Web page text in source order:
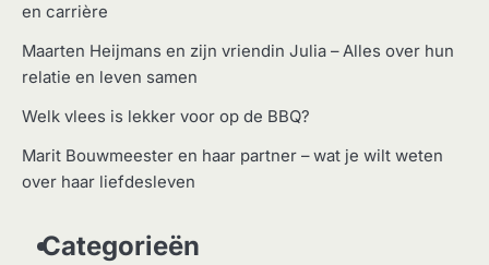
en carrière
Maarten Heijmans en zijn vriendin Julia – Alles over hun
relatie en leven samen
Welk vlees is lekker voor op de BBQ?
Marit Bouwmeester en haar partner – wat je wilt weten
over haar liefdesleven
Categorieën